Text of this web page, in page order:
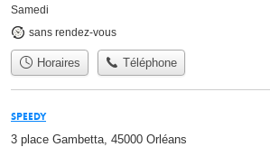
Samedi
sans rendez-vous
Horaires Téléphone
Speedy
3 place Gambetta, 45000 Orléans